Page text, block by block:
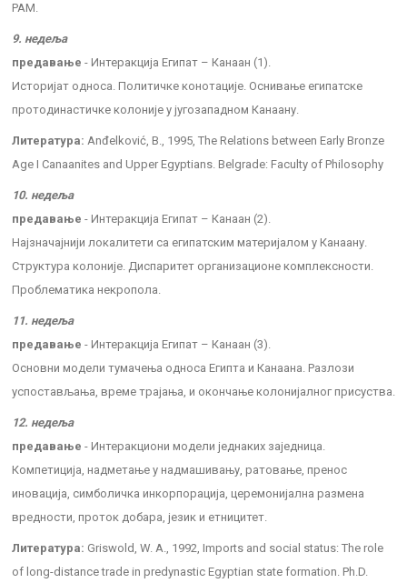
PAM.
9. недеља
предавање - Интеракција Египат – Канаан (1).
Историјат односа. Политичке конотације. Оснивање египатске
протодинастичке колоније у југозападном Канаану.
Литература: Anđelković, B., 1995, The Relations between Early Bronze
Age I Canaanites and Upper Egyptians. Belgrade: Faculty of Philosophy
10. недеља
предавање - Интеракција Египат – Канаан (2).
Најзначајнији локалитети са египатским материјалом у Канаану.
Структура колоније. Диспаритет организационе комплексности.
Проблематика некропола.
11. недеља
предавање - Интеракција Египат – Канаан (3).
Основни модели тумачења односа Египта и Канаана. Разлози
успостављања, време трајања, и окончање колонијалног присуства.
12. недеља
предавање - Интеракциони модели једнаких заједница.
Компетиција, надметање у надмашивању, ратовање, пренос
иновација, симболичка инкорпорација, церемонијална размена
вредности, проток добара, језик и етницитет.
Литература: Griswold, W. A., 1992, Imports and social status: The role
of long-distance trade in predynastic Egyptian state formation. Ph.D.